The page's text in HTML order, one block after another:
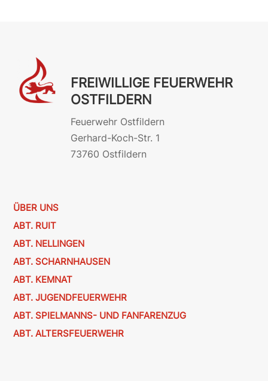
FREIWILLIGE FEUERWEHR
OSTFILDERN
Feuerwehr Ostfildern
Gerhard-Koch-Str. 1
73760 Ostfildern
ÜBER UNS
ABT. RUIT
ABT. NELLINGEN
ABT. SCHARNHAUSEN
ABT. KEMNAT
ABT. JUGENDFEUERWEHR
ABT. SPIELMANNS- UND FANFARENZUG
ABT. ALTERSFEUERWEHR